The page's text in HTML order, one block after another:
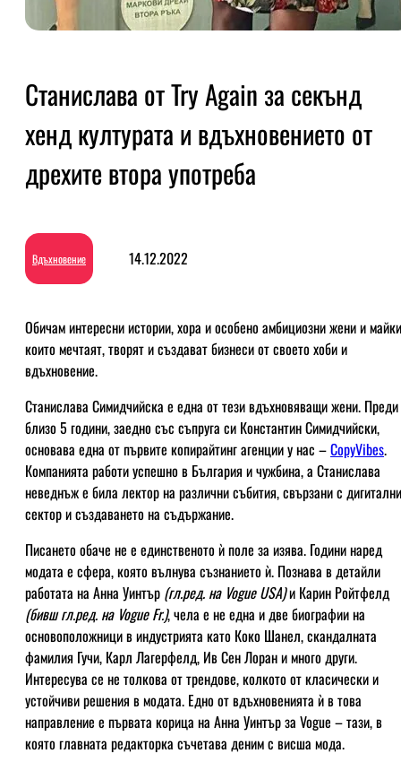
Станислава от Try Again за секънд
хенд културата и вдъхновението от
дрехите втора употреба
Вдъхновение 14.12.2022
Обичам интересни истории, хора и особено амбициозни жени и
които мечтаят, творят и създават бизнеси от своето хоби и
вдъхновение.
Станислава Симидчийска е една от тези вдъхновяващи жени. Преди
близо 5 години, заедно със съпруга си Константин Симидчийски,
основава една от първите копирайтинг агенции у нас –CopyVibes.
Компанията работи успешно в България и чужбина, а Станислава
неведнъж е била лектор на различни събития, свързани с
сектор и създаването на съдържание.
Писането обаче не е единственото ѝ поле за изява. Години наред
модата е сфера, която вълнува съзнанието ѝ. Познава в детайли
работата на Анна Уинтър (гл.ред. на Vogue USA)и Карин Ройтфелд
(бивш гл.ред. на Vogue Fr.), чела е не една и две биографии на
основоположници в индустрията като Коко Шанел, скандалната
фамилия Гучи, Карл Лагерфелд, Ив Сен Лоран и много други.
Интересува се не толкова от трендове, колкото от класически и
устойчиви решения в модата. Едно от вдъхновенията ѝ в това
направление е първата корица на Анна Уинтър за Vogue – тази, в
която главната редакторка съчетава деним с висша мода.